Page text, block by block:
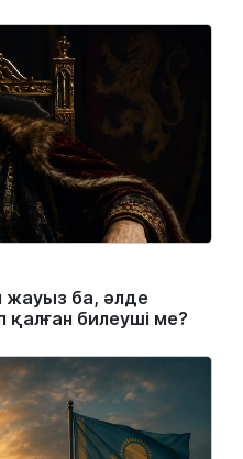
жауыз ба, әлде
қалған билеуші ме?